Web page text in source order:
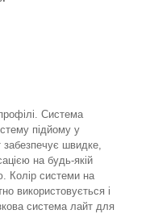
Система
підйому у
забезпечує швидке,
на будь-якій
Колір системи на
використовується і
система лайт для